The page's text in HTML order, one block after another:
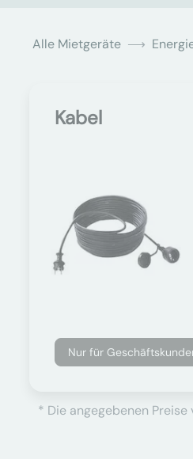
Alle Mietgeräte
Kabel
Nur für
* Die angegebenen